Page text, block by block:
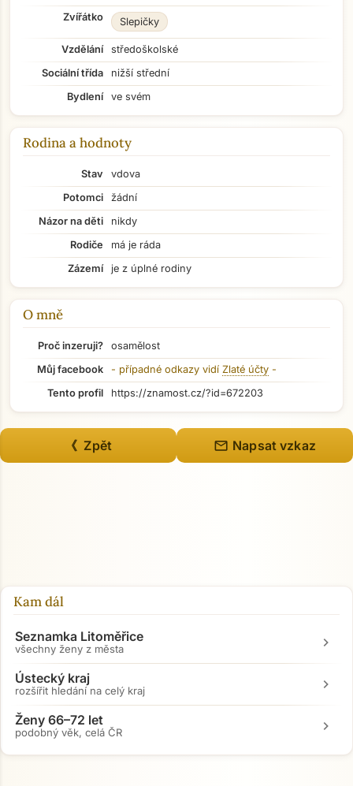
Zvířátko
Slepičky
Vzdělání
středoškolské
Sociální třída
nižší střední
Bydlení
ve svém
Rodina a hodnoty
Stav
vdova
Potomci
žádní
Názor na děti
nikdy
Rodiče
má je ráda
Zázemí
je z úplné rodiny
O mně
Proč inzeruji?
osamělost
Můj facebook
- případné odkazy vidí Zlaté účty -
Tento profil
https://znamost.cz/?id=672203
《 Zpět mail Napsat vzkaz
Kam dál
Seznamka Litoměřice
všechny ženy z města chevron_right
Ústecký kraj
rozšířit hledání na celý kraj chevron_right
Ženy 66–72 let
podobný věk, celá ČR chevron_right